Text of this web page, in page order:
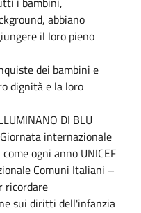
abbiano
il loro pieno
dei bambini e
dignità e la loro
DI BLU
internazionale
ogni anno UNICEF
Comuni Italiani –
ricordare
sui diritti dell'infanzia